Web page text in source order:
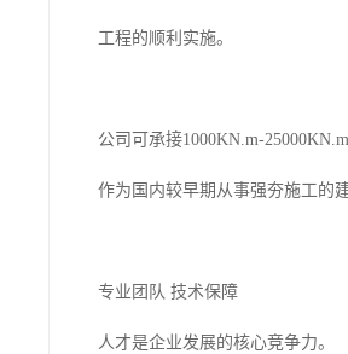
工程的顺利实施。
公司可承接1000KN.m-
作为国内较早期从事强夯施工的
专业团队 技术保障
人才是企业发展的核心竞争力。